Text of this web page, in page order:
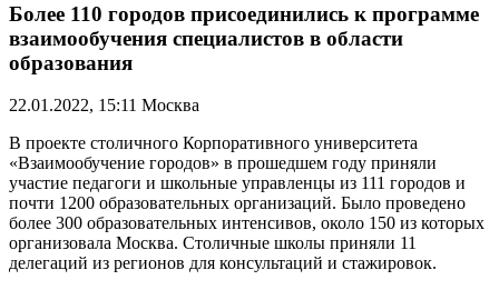
Более 110 городов присоединились к программе
взаимообучения специалистов в области
образования
22.01.2022, 15:11 Москва
В проекте столичного Корпоративного университета
«Взаимообучение городов» в прошедшем году приняли
участие педагоги и школьные управленцы из 111 городов и
почти 1200 образовательных организаций. Было проведено
более 300 образовательных интенсивов, около 150 из которых
организовала Москва. Столичные школы приняли 11
делегаций из регионов для консультаций и стажировок.